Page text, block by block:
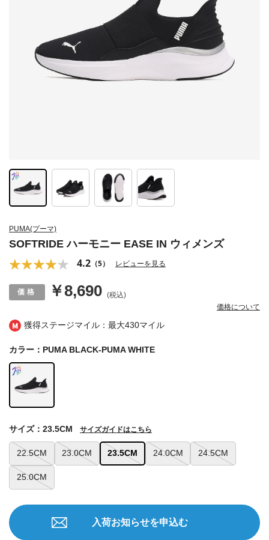
獲得ステージマイル：最大430マイル
PUMA(プーマ)
SOFTRIDE ハーモニー EASE IN ウィメンズ
4.2 （5） レビューを見る
￥8,690 (税込)
価格について
カラー：PUMA BLACK-PUMA WHITE
22.5CM 23.0CM 23.5CM 24.0CM 24.5CM
25.0CM
サイズ：23.5CM サイズガイドはこちら
入荷お知らせを申込む